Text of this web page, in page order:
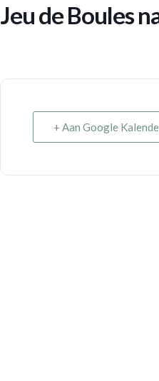
Jeu de Boules
+ Aan Google